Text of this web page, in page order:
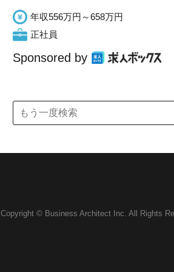
年収556万円～658万円
正社員
Sponsored by
Copyright © Business Architect Inc. All Rights